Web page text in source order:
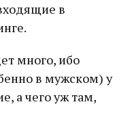
в
много, ибо
в мужском) у
а чего уж там,